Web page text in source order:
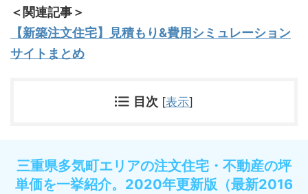
＜関連記事＞
【新築注文住宅】見積もり&費用シミュレーション
サイトまとめ
目次 [表示]
三重県多気町エリアの注文住宅・不動産の坪
単価を一挙紹介。2020年更新版（最新2016